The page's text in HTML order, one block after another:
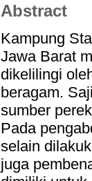
Abstract
Kampung
Jawa Barat
dikelilingi
beragam.
sumber
Pada
selain
juga